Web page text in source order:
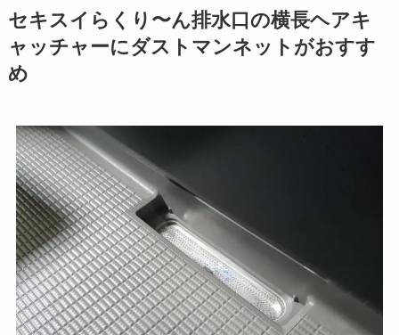
セキスイらくり〜ん排水口の横長ヘアキ
ャッチャーにダストマンネットがおすす
め